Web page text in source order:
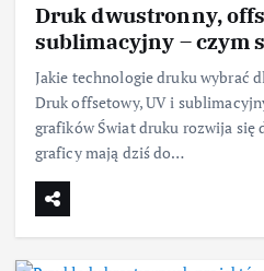
Druk dwustronny,
sublimacyjny – czym
Jakie technologie druku wybrać
Druk offsetowy, UV i
grafików Świat druku rozwija się
graficy mają dziś do…